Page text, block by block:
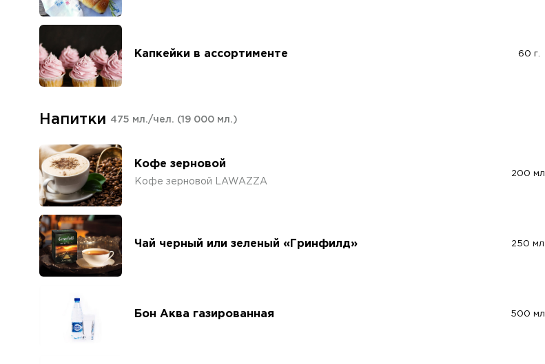
Капкейки в ассортименте 60 г.
Напитки 475 мл./чел. (19 000 мл.)
Кофе зерновой
Кофе зерновой LAWAZZA
200 мл.
Чай черный или зеленый «Гринфилд» 250 мл.
Бон Аква газированная 500 мл.